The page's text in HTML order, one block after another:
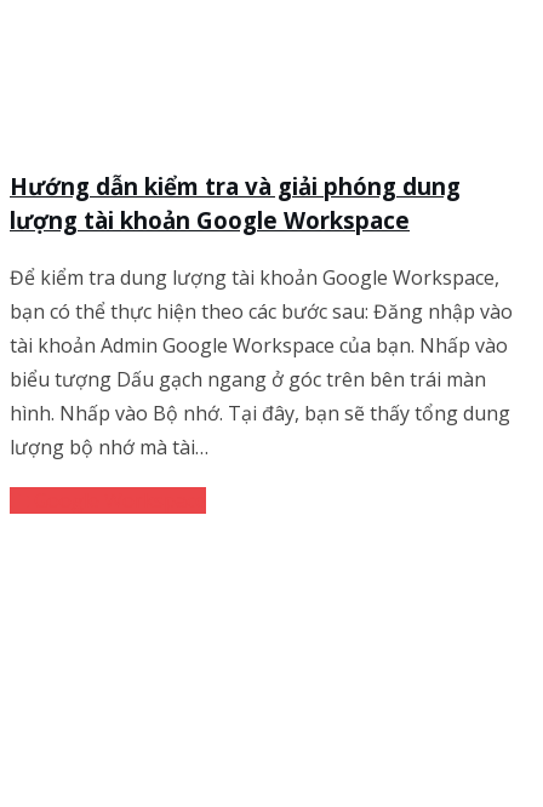
Hướng dẫn kiểm tra và giải phóng dung
lượng tài khoản Google Workspace
Để kiểm tra dung lượng tài khoản Google Workspace,
bạn có thể thực hiện theo các bước sau: Đăng nhập vào
tài khoản Admin Google Workspace của bạn. Nhấp vào
biểu tượng Dấu gạch ngang ở góc trên bên trái màn
hình. Nhấp vào Bộ nhớ. Tại đây, bạn sẽ thấy tổng dung
lượng bộ nhớ mà tài…